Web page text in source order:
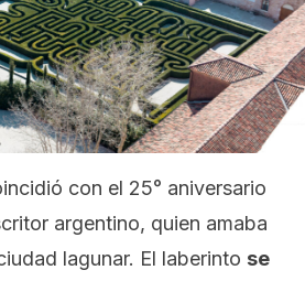
con el 25° aniversario
argentino, quien amaba
lagunar. El laberinto se